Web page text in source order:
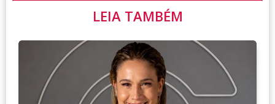
LEIA TAMBÉM